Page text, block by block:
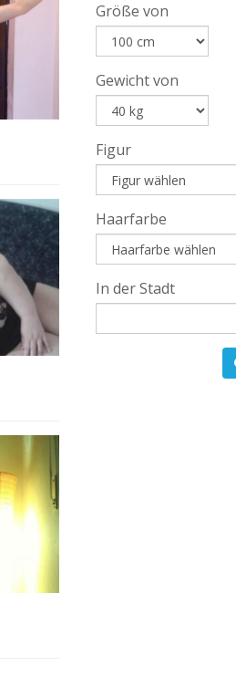
Größe von
Gewicht von
Figur
Haarfarbe
In der Stadt